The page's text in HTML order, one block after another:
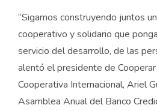
“Sigamos construyendo juntos
cooperativo y solidario que
servicio del desarrollo, de las
alentó el presidente de
Cooperativa Internacional, Ariel
Asamblea Anual del Banco